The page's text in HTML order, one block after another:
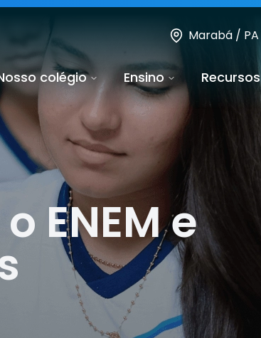
Marabá / PA
colégio Ensino Recursos
ENEM e